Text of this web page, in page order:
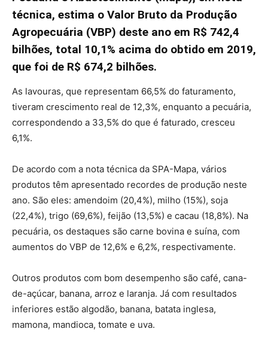
técnica, estima o Valor Bruto da Produção
Agropecuária (VBP) deste ano em R$ 742,4
bilhões, total 10,1% acima do obtido em 2019,
que foi de R$ 674,2 bilhões.
As lavouras, que representam 66,5% do faturamento,
tiveram crescimento real de 12,3%, enquanto a pecuária,
correspondendo a 33,5% do que é faturado, cresceu
6,1%.
De acordo com a nota técnica da SPA-Mapa, vários
produtos têm apresentado recordes de produção neste
ano. São eles: amendoim (20,4%), milho (15%), soja
(22,4%), trigo (69,6%), feijão (13,5%) e cacau (18,8%). Na
pecuária, os destaques são carne bovina e suína, com
aumentos do VBP de 12,6% e 6,2%, respectivamente.
Outros produtos com bom desempenho são café, cana-
de-açúcar, banana, arroz e laranja. Já com resultados
inferiores estão algodão, banana, batata inglesa,
mamona, mandioca, tomate e uva.